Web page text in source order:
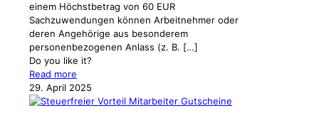
einem Höchstbetrag von 60 EUR
Sachzuwendungen können Arbeitnehmer oder
deren Angehörige aus besonderem
personenbezogenen Anlass (z. B. […]
Do you like it?
Read more
29. April 2025